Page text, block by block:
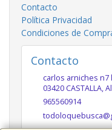
Contacto
Política Privacidad
Condiciones de
Contacto
carlos arniches n7
03420 CASTALLA,
965560914